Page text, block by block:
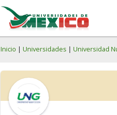
Inicio | Universidades | Universidad